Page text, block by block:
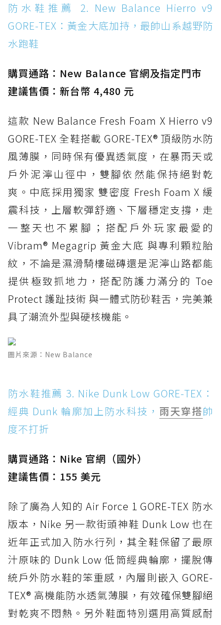
DISC WP+：首度導入旋鈕快穿，橘標防水加持
的城市波浪神鞋
防水鞋推薦 10. PUMA Voyage NITRO™ 4
GORE-TEX：氮氣中底注入，回彈與防滑兼具的
防水鞋推薦 11. On Cloudhorizon 2 WP：腳
感軟彈、搭載 Missiongrip™ 的防水輕越野鞋
防水鞋推薦 12. Vans Crosspath XC GORE-
TEX：搭載 Vibram 大底與 GORE-TEX，顛覆
滑板印象的防水鞋
防水鞋推薦 13. Dr. Martens 1460 Rain
Boot：馬汀首款雨靴登場，經典八孔加上全防
水 PVC
防水鞋推薦 14. SKECHERS BADGER
WATERPROOF：一踩即穿懶人神器！搭載固特
異大底與全防水厚底健走鞋
防水鞋推薦 15. Brooks Cascadia 19 GTX：注
入氮氣中底與 GORE-TEX 的全地形碳中和神鞋
防水鞋推薦 2. New Balance Hierro v9
GORE-TEX：黃金大底加持，最帥山系越野防
水跑鞋
購買通路：New Balance 官網及指定門市
建議售價：新台幣 4,480 元
這款 New Balance Fresh Foam X Hierro v9
GORE-TEX 全鞋搭載 GORE-TEX® 頂級防水防
風薄膜，同時保有優異透氣度，在暴雨天或
戶外泥濘山徑中，雙腳依然能保持絕對乾
爽。中底採用獨家 雙密度 Fresh Foam X 緩
震科技，上層軟彈舒適、下層穩定支撐，走
一整天也不累腳；搭配戶外玩家最愛的
Vibram® Megagrip 黃金大底 與專利顆粒胎
紋，不論是濕滑騎樓磁磚還是泥濘山路都能
提供極致抓地力，搭配防護力滿分的 Toe
Protect 護趾技術 與一體式防砂鞋舌，完美兼
具了潮流外型與硬核機能。
圖片來源：New Balance
防水鞋推薦 3. Nike Dunk Low GORE-TEX：
經典 Dunk 輪廓加上防水科技， 雨天穿搭帥
度不打折
購買通路：Nike 官網（國外）
建議售價：155 美元
除了廣為人知的 Air Force 1 GORE-TEX 防水
版本，Nike 另一款街頭神鞋 Dunk Low 也在
近年正式加入防水行列，其全鞋保留了最原
汁原味的 Dunk Low 低筒經典輪廓，擺脫傳
統戶外防水鞋的笨重感，內層則嵌入 GORE-
TEX® 高機能防水透氣薄膜，有效確保雙腳絕
對乾爽不悶熱。另外鞋面特別選用高質感耐